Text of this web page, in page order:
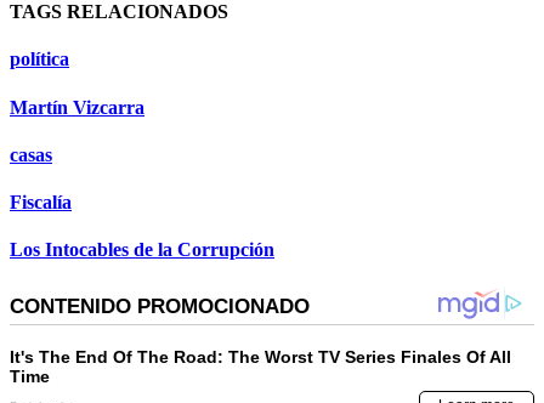
TAGS RELACIONADOS
política
Martín Vizcarra
casas
Fiscalía
Los Intocables de la Corrupción